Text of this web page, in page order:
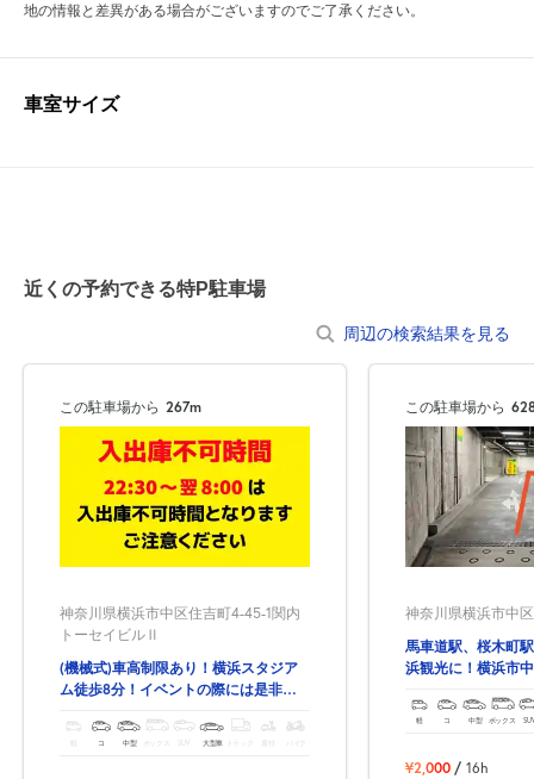
地の情報と差異がある場合がございますのでご了承ください。
車室サイズ
近くの予約できる特P駐車場
周辺の検索結果を見る
この駐車場から 267m
神奈川県横浜市中区住吉町4-45-1関内
トーセイビルⅡ
(機械式)車高制限あり！横浜スタジア
ム徒歩8分！イベントの際には是非！
軽 コ 中型 ボックス SUV 大型車 トラック バイク
この駐車場から
神奈川県横浜市中
馬車道駅、桜木町
浜観光に！横浜市
軽 コ 中型 ボックス
¥2,000 / 16h